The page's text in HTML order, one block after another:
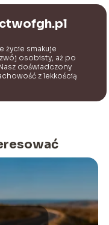
życie smakuje
osobisty, aż po
doświadczony
z lekkością